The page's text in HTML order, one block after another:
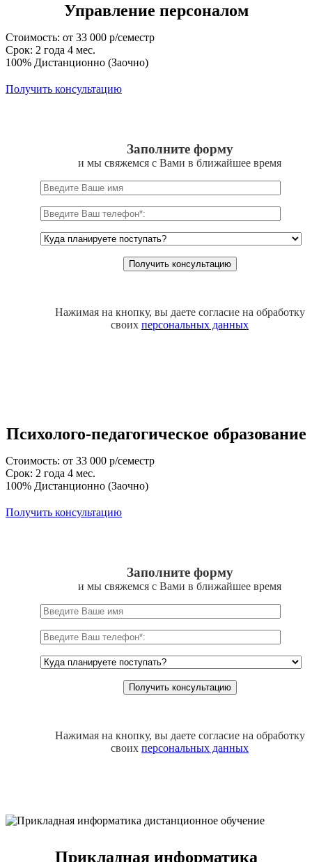
Управление персоналом
Стоимость: от 33 000 р/семестр
Срок: 2 года 4 мес.
100% Дистанционно (Заочно)
Получить консультацию
Заполните форму
и мы свяжемся с Вами в ближайшее время
Нажимая на кнопку, вы даете согласие на обработку
своих персональных данных
Психолого-педагогическое образование
Стоимость: от 33 000 р/семестр
Срок: 2 года 4 мес.
100% Дистанционно (Заочно)
Получить консультацию
Заполните форму
и мы свяжемся с Вами в ближайшее время
Нажимая на кнопку, вы даете согласие на обработку
своих персональных данных
Прикладная информатика